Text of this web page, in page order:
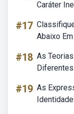
Caráter
#17
Abaixo
#18 As
#19 As